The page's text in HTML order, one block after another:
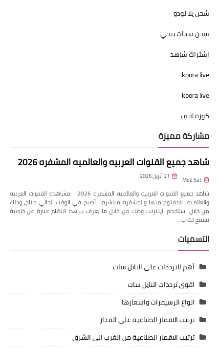
شحن يلا لودو
شحن شدات ببجي
اشتراك شاهد
koora live
koora live
كورة لايف
مشاركة مميزة
شاهد جميع القنوات العربيه والعالميه المشفره 2026
Mod Sat 21 أبريل 2026
شاهد جميع القنوات العربيه والعالميه المشفره 2026 مشاهده القنوات العربية
والعالميه المفتوح منها والمشفره مباشره أصبح في الوقت الحالي متاح، وذلك
من خلال استخدام الإنترنت وذلك من خلال ما يعرف ب هذا النظام عبارة عن خاصية
تسمح لك ب…
التسميات
أهم الترددات على النايل سات
اقوى ترددات النايل سات
انواع الرسيفرات واسعارها
ترتيب الاقمار الصناعية على المدار
ترتيب الاقمار الصناعية من الغرب الى الشرق